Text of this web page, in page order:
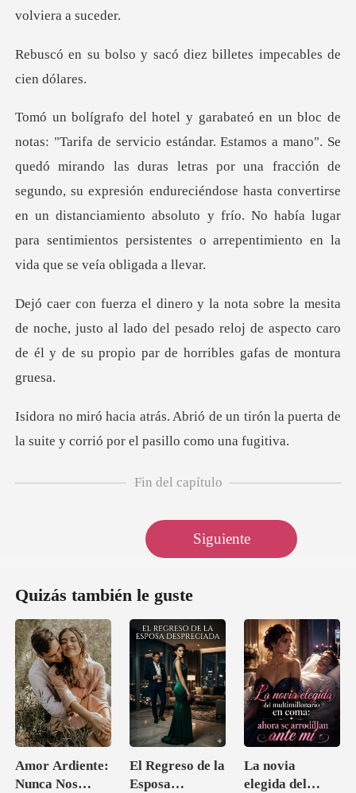
sacó diez billetes imp
ando las duras letras por una fracción de
segundo, su expresión endureciéndose hasta convertirse
en un distanciamiento a
e noche, justo al lado del pesado reloj de aspecto caro
de
un tirón la puerta de
la suite y cor
Fin del capítulo
Siguiente
Quizás también le guste
Amor Ardiente:
Nunca Nos
El Regreso de la
Esposa
La novia
elegida del